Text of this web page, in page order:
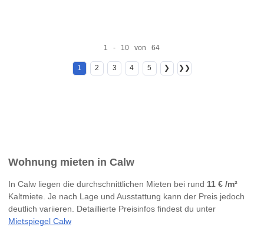
1 - 10 von 64
1 2 3 4 5 ❯ ❯❯
Wohnung mieten in Calw
In Calw liegen die durchschnittlichen Mieten bei rund 11 € /m²
Kaltmiete. Je nach Lage und Ausstattung kann der Preis jedoch
deutlich variieren. Detaillierte Preisinfos findest du unter
Mietspiegel Calw